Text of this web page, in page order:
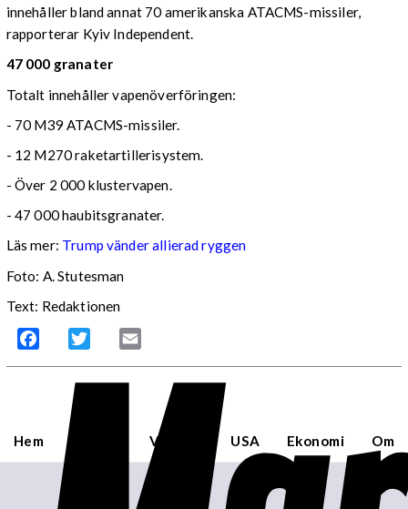
innehåller bland annat 70 amerikanska ATACMS-missiler,
rapporterar Kyiv Independent.
47 000 granater
Totalt innehåller vapenöverföringen:
- 70 M39 ATACMS-missiler.
- 12 M270 raketartillerisystem.
- Över 2 000 klustervapen.
- 47 000 haubitsgranater.
Läs mer: Trump vänder allierad ryggen
Foto: A. Stutesman
Text: Redaktionen
Facebook Twitter
Hem Världen USA Ekonomi Om